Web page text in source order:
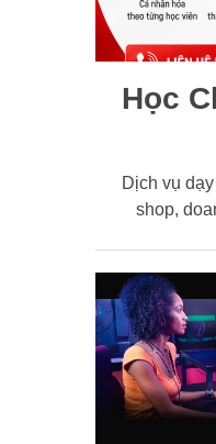
Học
Dịch vụ
shop,